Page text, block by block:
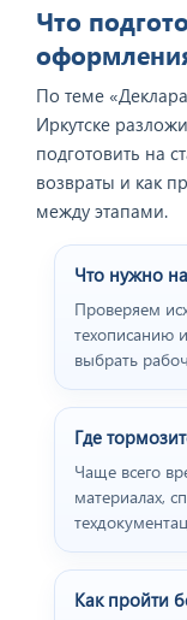
Что
По теме
Иркутске
подготовить на
возвраты и как
между этапами.
Что нужно
Проверяем
техописанию
выбрать
Где
Чаще всего
материалах,
Как пройти